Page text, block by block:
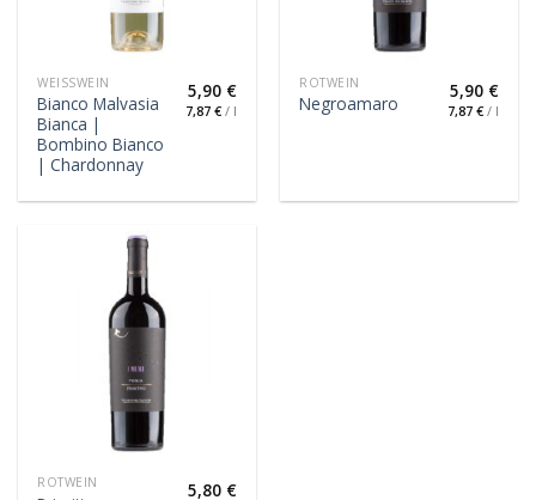
WEISSWEIN
Bianco Malvasia
Bianca |
Bombino Bianco
| Chardonnay
5,90 €
7,87 €/ l
ROTWEIN
Negroamaro
5,90 €
7,87 €/ l
ROTWEIN 5,80 €